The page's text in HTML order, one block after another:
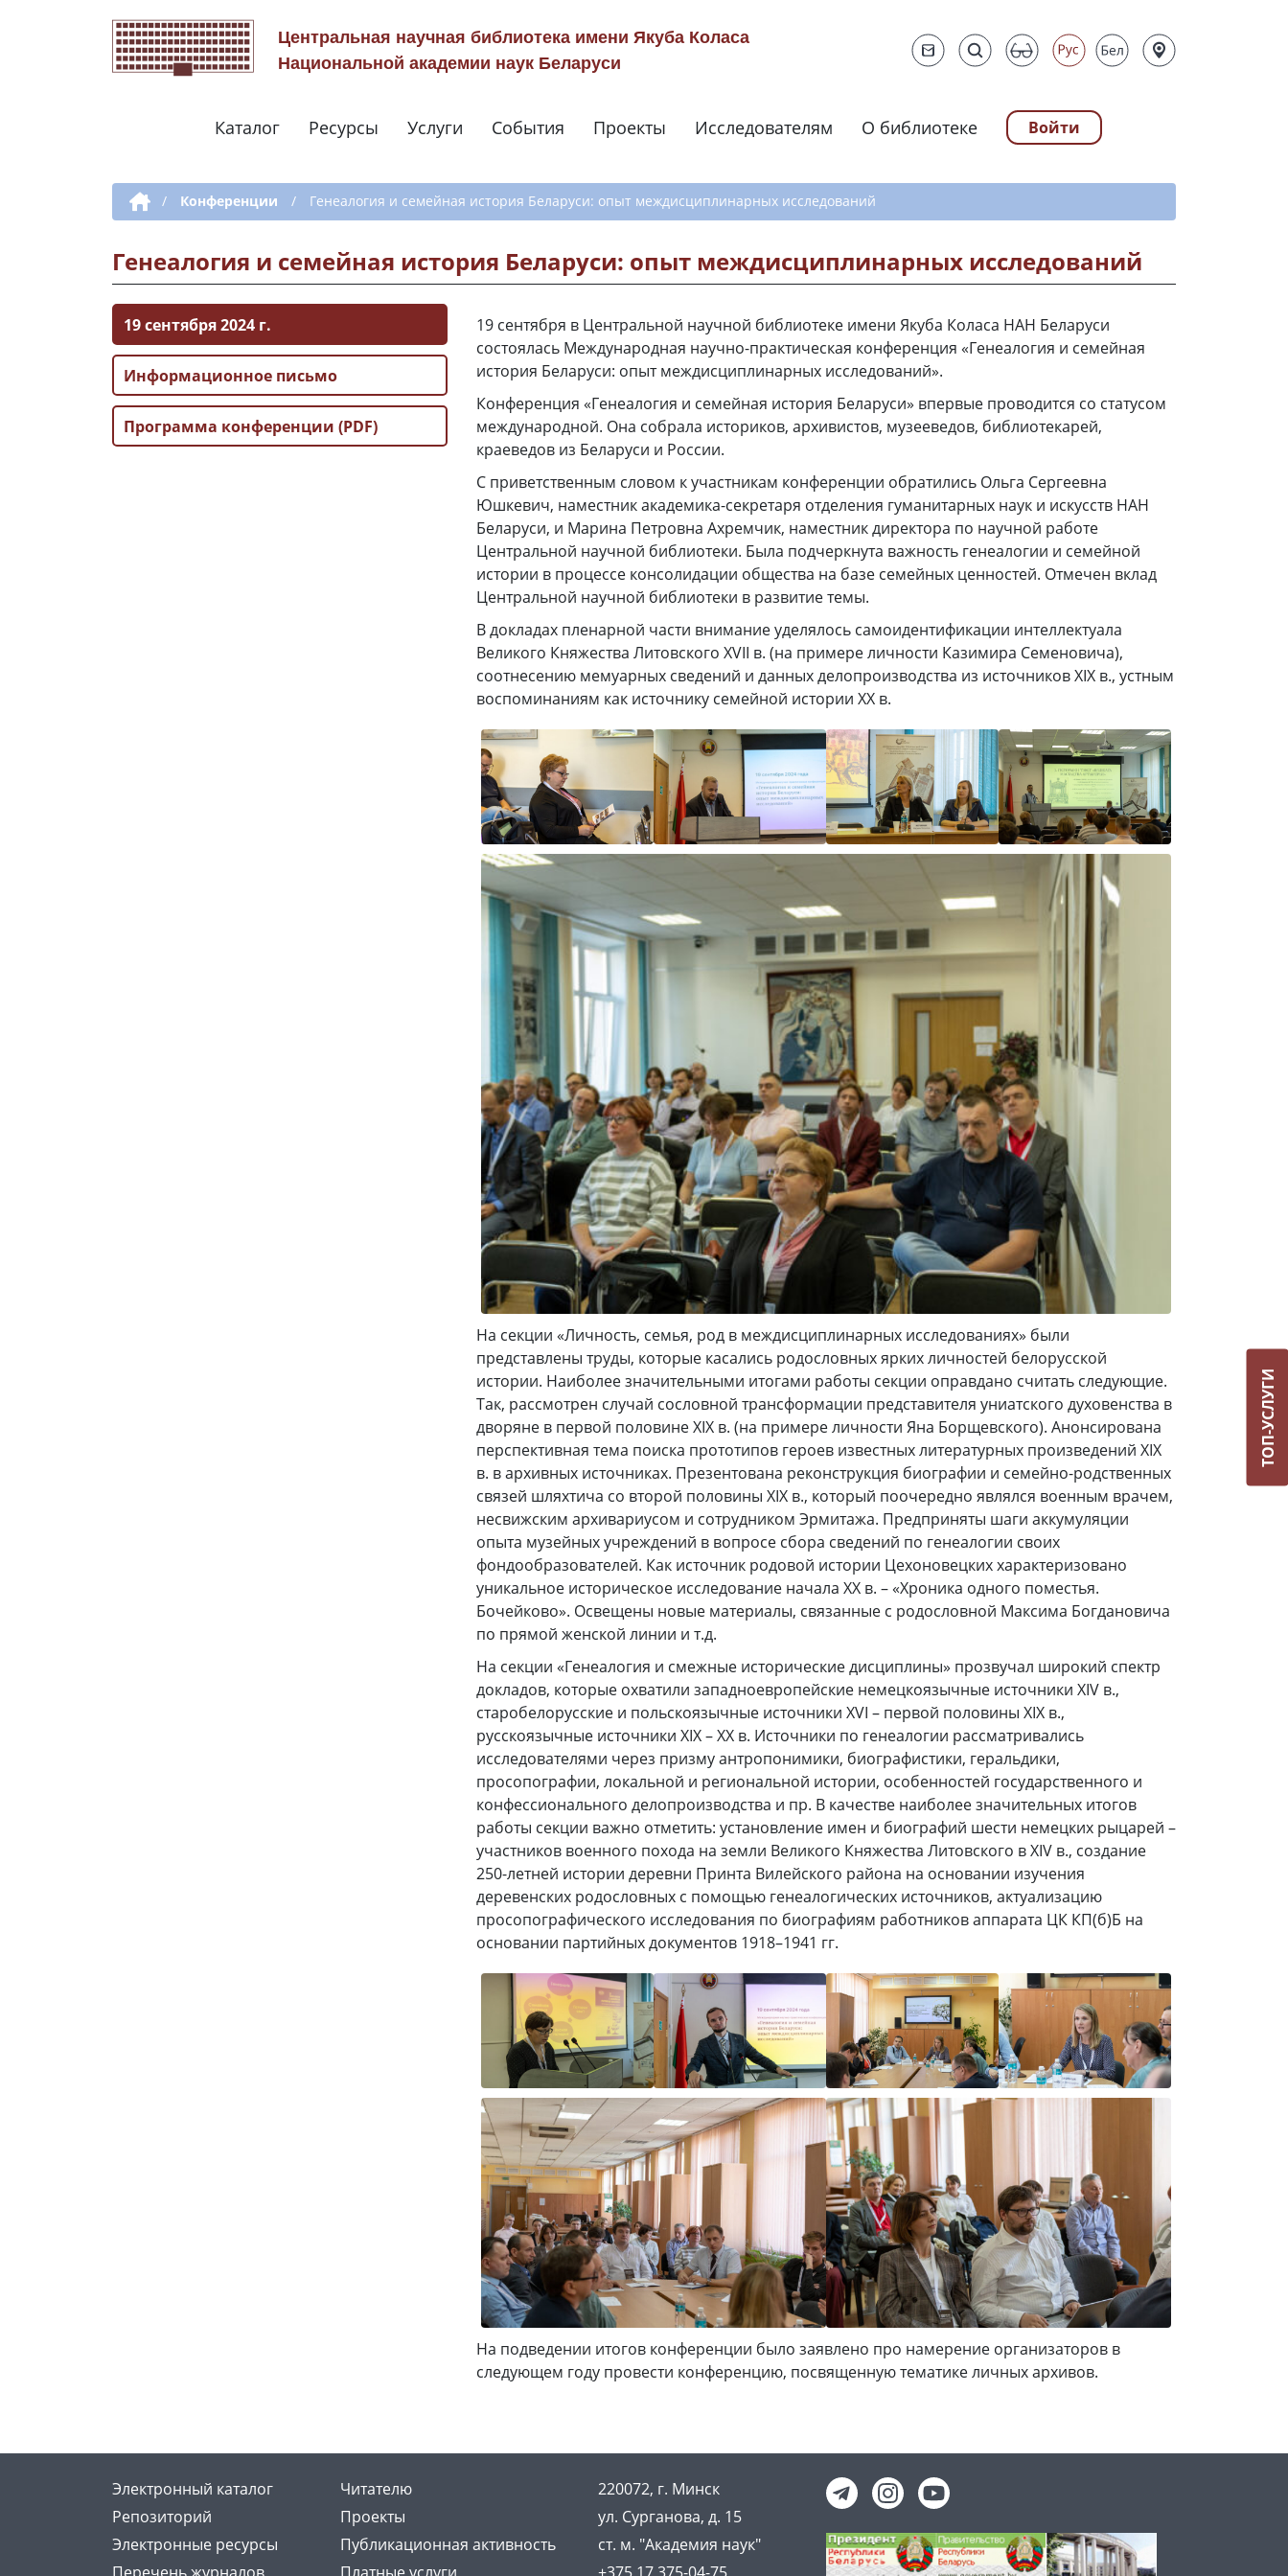
Центральная научная библиотека имени Якуба Коласа
Национальной академии наук Беларуси
Навигация по сайту
Каталог Ресурсы Услуги События Проекты Исследователям О библиотеке Войти
Дополнительная навигация
/ Конференции / Генеалогия и семейная история Беларуси: опыт междисциплинарных исследований
Генеалогия и семейная история Беларуси: опыт междисциплинарных исследований
19 сентября 2024 г.
Информационное письмо
Программа конференции (PDF)
19 сентября в Центральной научной библиотеке имени Якуба Коласа НАН Беларуси
состоялась Международная научно-практическая конференция «Генеалогия и семейная
история Беларуси: опыт междисциплинарных исследований».
Конференция «Генеалогия и семейная история Беларуси» впервые проводится со статусом
международной. Она собрала историков, архивистов, музееведов, библиотекарей,
краеведов из Беларуси и России.
С приветственным словом к участникам конференции обратились Ольга Сергеевна
Юшкевич, наместник академика-секретаря отделения гуманитарных наук и искусств НАН
Беларуси, и Марина Петровна Ахремчик, наместник директора по научной работе
Центральной научной библиотеки. Была подчеркнута важность генеалогии и семейной
истории в процессе консолидации общества на базе семейных ценностей. Отмечен вклад
Центральной научной библиотеки в развитие темы.
В докладах пленарной части внимание уделялось самоидентификации интеллектуала
Великого Княжества Литовского XVII в. (на примере личности Казимира Семеновича),
соотнесению мемуарных сведений и данных делопроизводства из источников XIX в., устным
воспоминаниям как источнику семейной истории ХХ в.
На секции «Личность, семья, род в междисциплинарных исследованиях» были
представлены труды, которые касались родословных ярких личностей белорусской
истории. Наиболее значительными итогами работы секции оправдано считать следующие.
Так, рассмотрен случай сословной трансформации представителя униатского духовенства в
дворяне в первой половине XIX в. (на примере личности Яна Борщевского). Анонсирована
перспективная тема поиска прототипов героев известных литературных произведений XIX
в. в архивных источниках. Презентована реконструкция биографии и семейно-родственных
связей шляхтича со второй половины XIX в., который поочередно являлся военным врачем,
несвижским архивариусом и сотрудником Эрмитажа. Предприняты шаги аккумуляции
опыта музейных учреждений в вопросе сбора сведений по генеалогии своих
фондообразователей. Как источник родовой истории Цехоновецких характеризовано
уникальное историческое исследование начала ХХ в. – «Хроника одного поместья.
Бочейково». Освещены новые материалы, связанные с родословной Максима Богдановича
по прямой женской линии и т.д.
На секции «Генеалогия и смежные исторические дисциплины» прозвучал широкий спектр
докладов, которые охватили западноевропейские немецкоязычные источники XIV в.,
старобелорусские и польскоязычные источники XVI – первой половины XIX в.,
русскоязычные источники XIX – XX в. Источники по генеалогии рассматривались
исследователями через призму антропонимики, биографистики, геральдики,
просопографии, локальной и региональной истории, особенностей государственного и
конфессионального делопроизводства и пр. В качестве наиболее значительных итогов
работы секции важно отметить: установление имен и биографий шести немецких рыцарей –
участников военного похода на земли Великого Княжества Литовского в XIV в., создание
250-летней истории деревни Принта Вилейского района на основании изучения
деревенских родословных с помощью генеалогических источников, актуализацию
просопографического исследования по биографиям работников аппарата ЦК КП(б)Б на
основании партийных документов 1918–1941 гг.
На подведении итогов конференции было заявлено про намерение организаторов в
следующем году провести конференцию, посвященную тематике личных архивов.
Электронный каталог
Читателю
Репозиторий
Проекты
Электронные ресурсы
Публикационная активность
220072, г. Минск
ул. Сурганова, д. 15
ст. м. "Академия наук"
ТОП-УСЛУГИ